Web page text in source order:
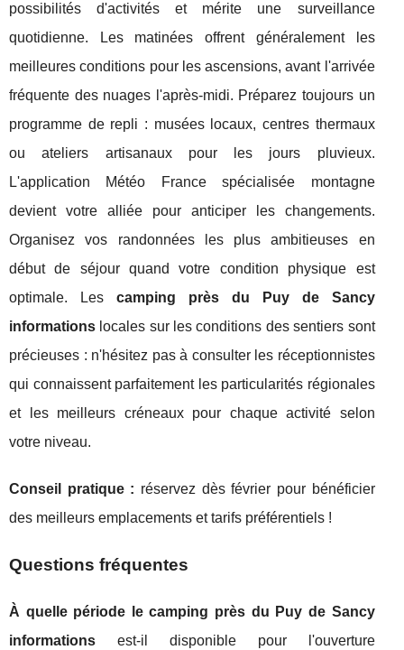
possibilités d'activités et mérite une surveillance
quotidienne. Les matinées offrent généralement les
meilleures conditions pour les ascensions, avant l'arrivée
fréquente des nuages l'après-midi. Préparez toujours un
programme de repli : musées locaux, centres thermaux
ou ateliers artisanaux pour les jours pluvieux.
L'application Météo France spécialisée montagne
devient votre alliée pour anticiper les changements.
Organisez vos randonnées les plus ambitieuses en
début de séjour quand votre condition physique est
optimale. Les camping près du Puy de Sancy
informations locales sur les conditions des sentiers sont
précieuses : n'hésitez pas à consulter les réceptionnistes
qui connaissent parfaitement les particularités régionales
et les meilleurs créneaux pour chaque activité selon
votre niveau.
Conseil pratique : réservez dès février pour bénéficier
des meilleurs emplacements et tarifs préférentiels !
Questions fréquentes
À quelle période le camping près du Puy de Sancy
informations est-il disponible pour l'ouverture